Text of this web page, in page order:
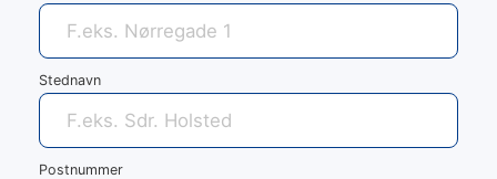
Stednavn
Postnummer